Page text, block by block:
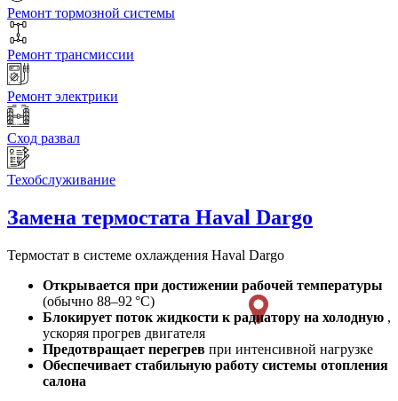
Ремонт тормозной системы
Ремонт трансмиссии
Ремонт электрики
Сход развал
Техобслуживание
Замена термостата Haval Dargo
Термостат в системе охлаждения Haval Dargo
Открывается при достижении рабочей температуры
(обычно 88–92 °C)
Блокирует поток жидкости к радиатору на холодную ,
ускоряя прогрев двигателя
Предотвращает перегрев при интенсивной нагрузке
Обеспечивает стабильную работу системы отопления
салона